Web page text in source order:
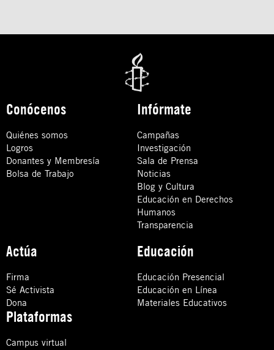
Conócenos
Quiénes somos
Logros
Donantes y Membresía
Bolsa de Trabajo
Infórmate
Campañas
Investigación
Sala de Prensa
Noticias
Blog y Cultura
Educación en Derechos
Humanos
Transparencia
Actúa
Firma
Sé Activista
Dona
Educación
Educación Presencial
Educación en Línea
Materiales Educativos
Plataformas
Campus virtual